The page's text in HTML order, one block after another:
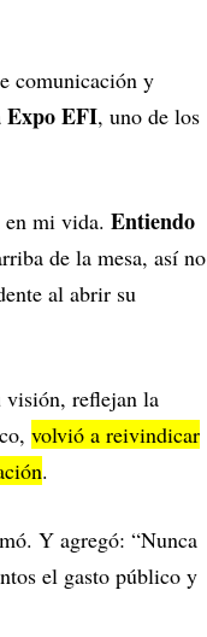
comunicación y
Expo EFI, uno de los
en mi vida. Entiendo
de la mesa, así no
al abrir su
visión, reflejan la
volvió a reivindicar
.
Y agregó: “Nunca
el gasto público y